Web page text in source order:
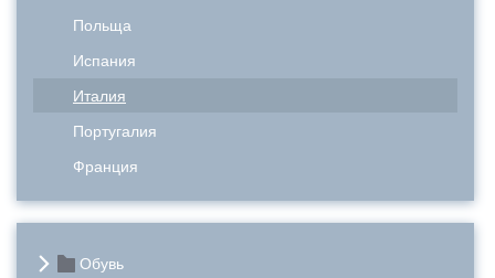
Польща
Испания
Италия
Португалия
Франция
Обувь